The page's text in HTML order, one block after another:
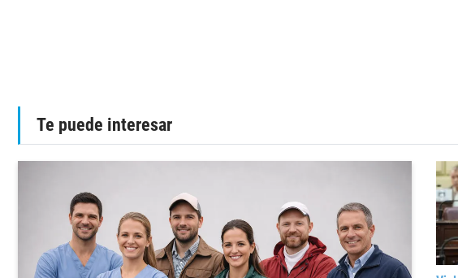
Te puede interesar